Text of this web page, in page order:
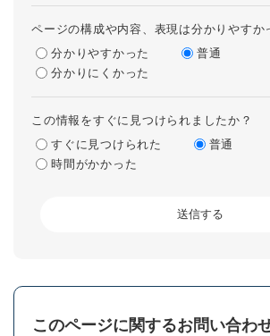
ページの構成や内容、表現は分かりやすか
分かりやすかった
普通
分かりにくかった
この情報をすぐに見つけられましたか？
すぐに見つけられた
普通
時間がかかった
このページに関するお問い合わ